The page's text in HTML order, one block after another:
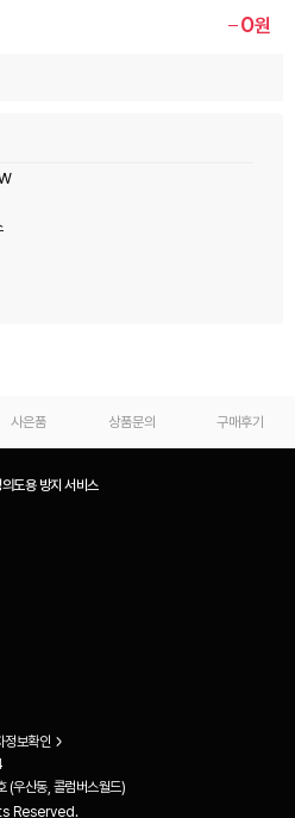
0원
사은품 상품문의 구매후기
의도용 방지 서비스
정보확인
우산동, 콜럼버스월드)
Reserved.